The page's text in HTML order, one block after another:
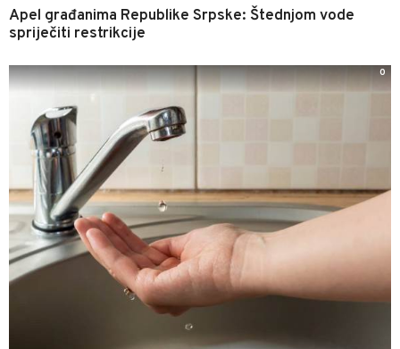
Apel građanima Republike Srpske: Štednjom vode
spriječiti restrikcije
0